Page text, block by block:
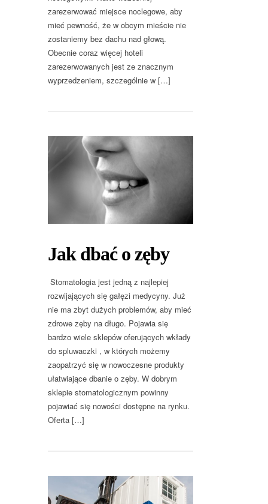
zarezerwować miejsce noclegowe, aby
mieć pewność, że w obcym mieście nie
zostaniemy bez dachu nad głową.
Obecnie coraz więcej hoteli
zarezerwowanych jest ze znacznym
wyprzedzeniem, szczególnie w […]
Jak dbać o zęby
Stomatologia jest jedną z najlepiej
rozwijających się gałęzi medycyny. Już
nie ma zbyt dużych problemów, aby mieć
zdrowe zęby na długo. Pojawia się
bardzo wiele sklepów oferujących wkłady
do spluwaczki , w których możemy
zaopatrzyć się w nowoczesne produkty
ułatwiające dbanie o zęby. W dobrym
sklepie stomatologicznym powinny
pojawiać się nowości dostępne na rynku.
Oferta […]